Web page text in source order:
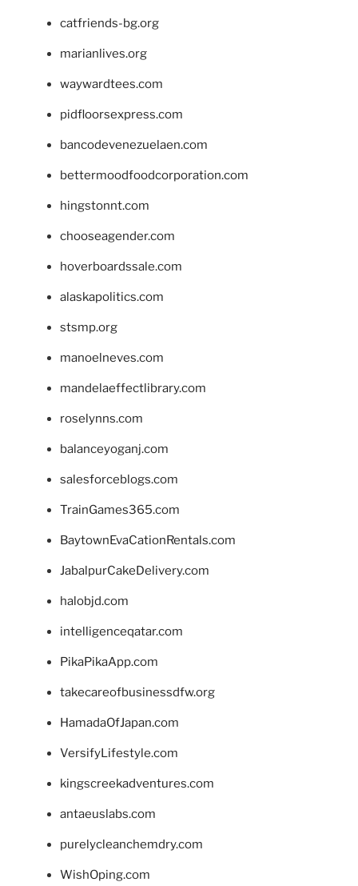
catfriends-bg.org
marianlives.org
waywardtees.com
pidfloorsexpress.com
bancodevenezuelaen.com
bettermoodfoodcorporation.com
hingstonnt.com
chooseagender.com
hoverboardssale.com
alaskapolitics.com
stsmp.org
manoelneves.com
mandelaeffectlibrary.com
roselynns.com
balanceyoganj.com
salesforceblogs.com
TrainGames365.com
BaytownEvaCationRentals.com
JabalpurCakeDelivery.com
halobjd.com
intelligenceqatar.com
PikaPikaApp.com
takecareofbusinessdfw.org
HamadaOfJapan.com
VersifyLifestyle.com
kingscreekadventures.com
antaeuslabs.com
purelycleanchemdry.com
WishOping.com